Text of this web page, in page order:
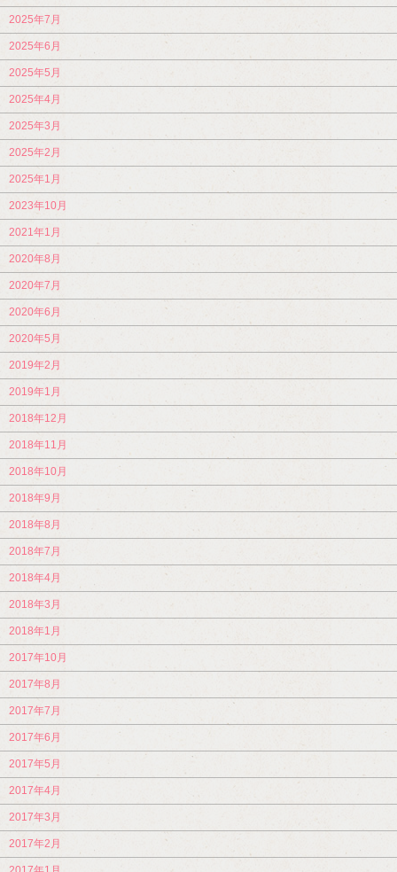
2025年7月
2025年6月
2025年5月
2025年4月
2025年3月
2025年2月
2025年1月
2023年10月
2021年1月
2020年8月
2020年7月
2020年6月
2020年5月
2019年2月
2019年1月
2018年12月
2018年11月
2018年10月
2018年9月
2018年8月
2018年7月
2018年4月
2018年3月
2018年1月
2017年10月
2017年8月
2017年7月
2017年6月
2017年5月
2017年4月
2017年3月
2017年2月